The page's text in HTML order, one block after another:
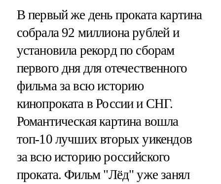
В первый же день проката картина
собрала 92 миллиона рублей и
установила рекорд по сборам
первого дня для отечественного
фильма за всю историю
кинопроката в России и СНГ.
Романтическая картина вошла
топ-10 лучших вторых уикендов
за всю историю российского
проката. Фильм "Лёд" уже занял